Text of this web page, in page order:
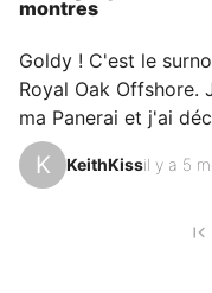
phénoménale et
design, sa
montres
Goldy ! C'est le
Royal Oak Offshore.
ma Panerai et j'ai
bestiales me vont
entourage de toute
K KeithKissil y a 5